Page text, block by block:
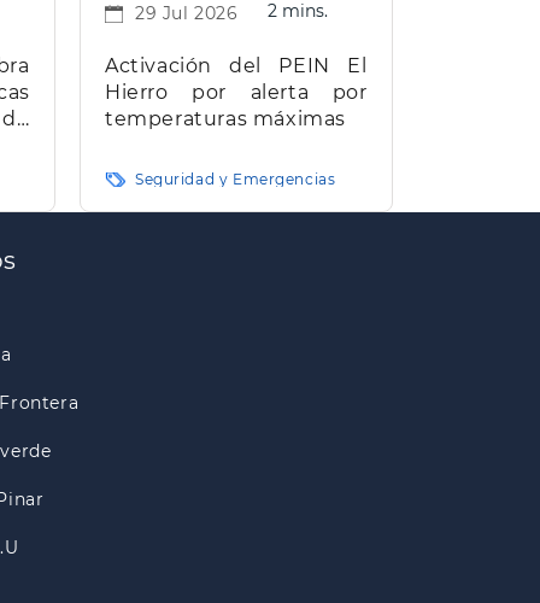
29 Jul 2026 2 mins.
Activación del PEIN El
Hierro por alerta por
temperaturas máximas
Seguridad y Emergencias